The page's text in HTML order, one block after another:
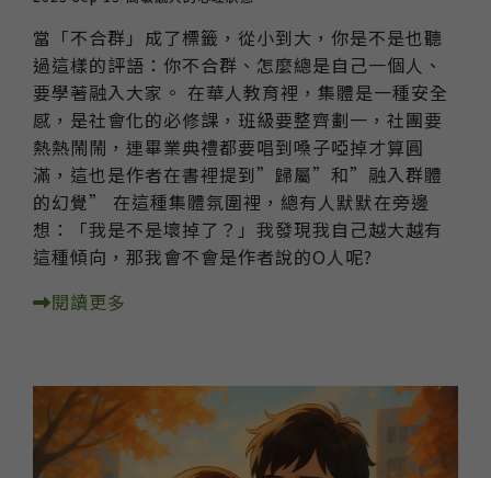
當「不合群」成了標籤，從小到大，你是不是也聽
過這樣的評語：你不合群、怎麼總是自己一個人、
要學著融入大家。 在華人教育裡，集體是一種安全
感，是社會化的必修課，班級要整齊劃一，社團要
熱熱鬧鬧，連畢業典禮都要唱到嗓子啞掉才算圓
滿，這也是作者在書裡提到”歸屬”和”融入群體
的幻覺” 在這種集體氛圍裡，總有人默默在旁邊
想：「我是不是壞掉了？」我發現我自己越大越有
這種傾向，那我會不會是作者說的O人呢?
閱讀更多